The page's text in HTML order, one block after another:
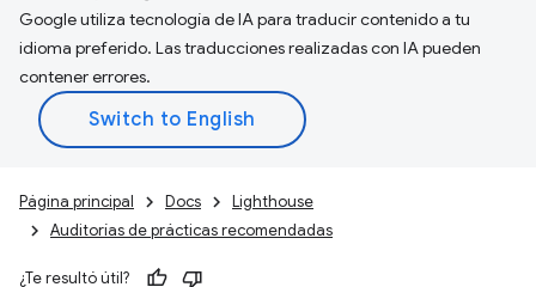
Google utiliza tecnología de IA para traducir contenido a tu
idioma preferido. Las traducciones realizadas con IA pueden
contener errores.
Página principal Docs
Lighthouse
Auditorías de prácticas recomendadas
¿Te resultó útil?